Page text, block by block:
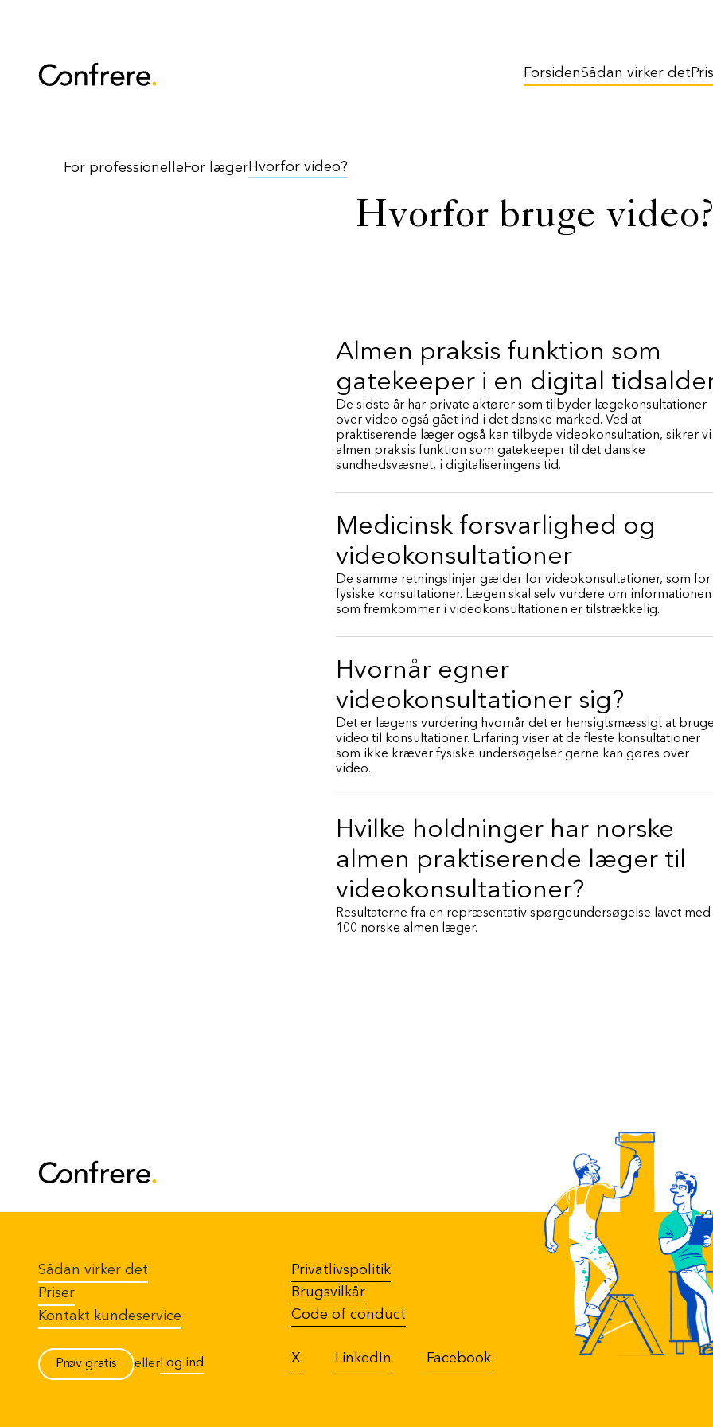
ForsidenSådan virker det
For professionelle For lægerHvorfor video?
Hvorfor bruge
Almen praksis funktion som
gatekeeper i en digital
De sidste år har private aktører som tilbyder lægekonsultationer
over video også gået ind i det danske marked. Ved at
praktiserende læger også kan tilbyde videokonsultation, sikrer vi
almen praksis funktion som gatekeeper til det danske
sundhedsvæsnet, i digitaliseringens tid.
Medicinsk forsvarlighed og
videokonsultationer
De samme retningslinjer gælder for videokonsultationer, som for
fysiske konsultationer. Lægen skal selv vurdere om informationen
som fremkommer i videokonsultationen er tilstrækkelig.
Hvornår egner
videokonsultationer sig?
Det er lægens vurdering hvornår det er hensigtsmæssigt at
video til konsultationer. Erfaring viser at de fleste konsultationer
som ikke kræver fysiske undersøgelser gerne kan gøres over
video.
Hvilke holdninger har norske
almen praktiserende læger til
videokonsultationer?
Resultaterne fra en repræsentativ spørgeundersøgelse lavet med
100 norske almen læger.
Sådan virker det
Priser
Kontakt kundeservice
Prøv gratis ellerLog ind
Privatlivspolitik
Brugsvilkår
Code of conduct
X LinkedIn Facebook